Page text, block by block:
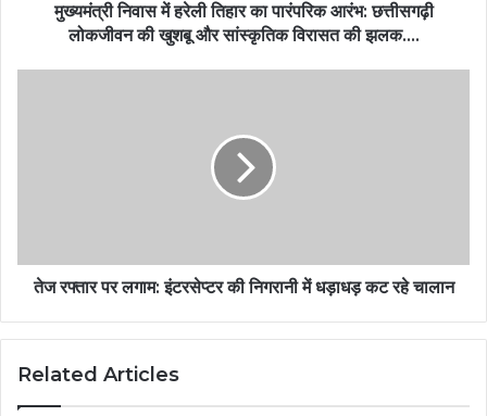
मुख्यमंत्री निवास में हरेली तिहार का पारंपरिक आरंभ: छत्तीसगढ़ी
लोकजीवन की खुशबू और सांस्कृतिक विरासत की झलक….
तेज रफ्तार पर लगाम: इंटरसेप्टर की निगरानी में धड़ाधड़ कट रहे चालान
Related Articles